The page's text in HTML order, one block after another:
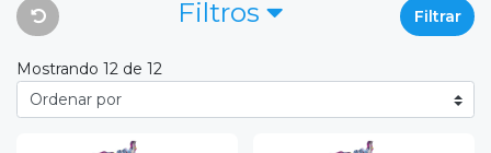
Filtros Filtrar
Mostrando 12 de 12